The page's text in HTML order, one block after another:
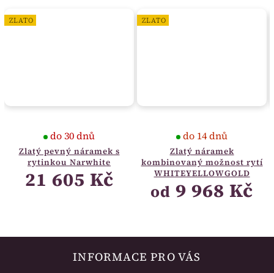
ZLATO
Zlatý pevný náramek s
rytinkou Narwhite
do 30 dnů
21 605 Kč
ZLATO
Zlatý náramek
kombinovaný možnost rytí
WHITEYELLOWGOLD
do 14 dnů
od 9 968 Kč
INFORMACE PRO VÁS